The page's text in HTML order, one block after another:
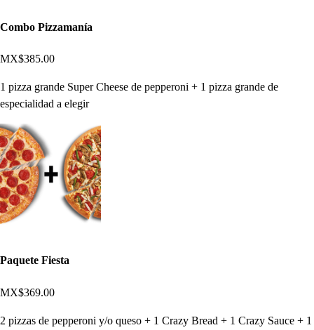
Combo Pizzamanía
MX$385.00
1 pizza grande Super Cheese de pepperoni + 1 pizza grande de
especialidad a elegir
Paquete Fiesta
MX$369.00
2 pizzas de pepperoni y/o queso + 1 Crazy Bread + 1 Crazy Sauce + 1